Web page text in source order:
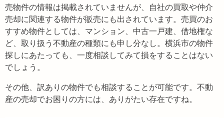
売物件の情報は掲載されていませんが、自社の買取や仲介
売却に関連する物件が販売にも出されています。売買のお
すすめ物件としては、マンション、中古一戸建、借地権な
ど、取り扱う不動産の種類にも申し分なし。横浜市の物件
探しにあたっても、一度相談してみて損をすることはない
でしょう。
その他、訳ありの物件でも相談することが可能です。不動
産の売却でお困りの方には、ありがたい存在ですね。